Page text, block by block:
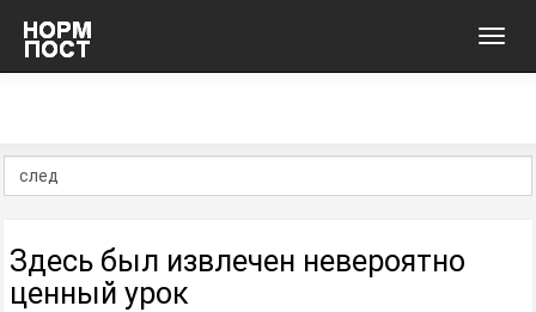
Здесь был извлечен невероятно
ценный урок